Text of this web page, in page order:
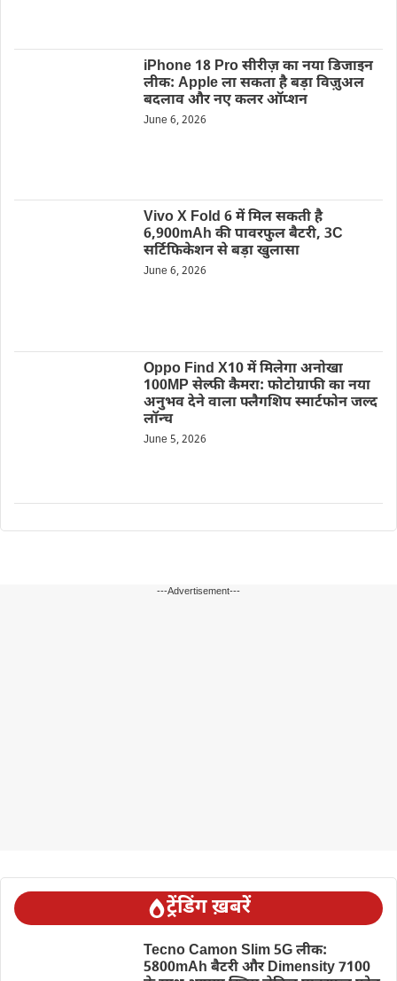
iPhone 18 Pro सीरीज़ का नया डिजाइन
लीक: Apple ला सकता है बड़ा विज़ुअल
बदलाव और नए कलर ऑप्शन
June 6, 2026
Vivo X Fold 6 में मिल सकती है
6,900mAh की पावरफुल बैटरी, 3C
सर्टिफिकेशन से बड़ा खुलासा
June 6, 2026
Oppo Find X10 में मिलेगा अनोखा
100MP सेल्फी कैमरा: फोटोग्राफी का नया
अनुभव देने वाला फ्लैगशिप स्मार्टफोन जल्द
लॉन्च
June 5, 2026
---Advertisement---
ट्रेंडिंग ख़बरें
Tecno Camon Slim 5G लीक:
5800mAh बैटरी और Dimensity 7100